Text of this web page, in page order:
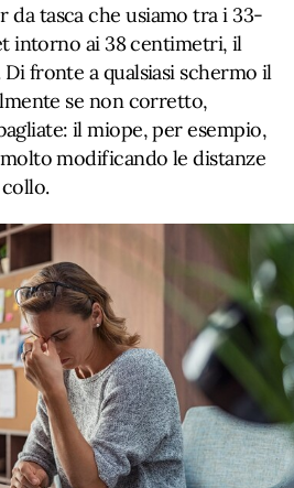
tasca che usiamo tra i 33-
intorno ai 38 centimetri, il
fronte a qualsiasi schermo il
se non corretto,
il miope, per esempio,
modificando le distanze